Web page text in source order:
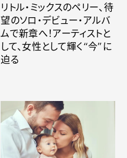
リトル・ミックスのペリー、待
望のソロ・デビュー・アルバ
ムで新章へ！アーティストと
して、女性として輝く“今”に
迫る